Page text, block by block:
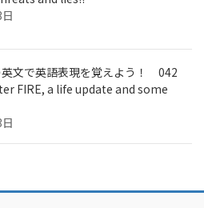
英文で英語表現を覚えよう！ 042
FIRE, a life update and some